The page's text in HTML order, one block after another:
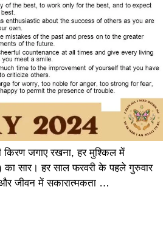
जगाए रखना, हर मुश्किल में
सार। हर साल फरवरी के पहले गुरुवार
और जीवन में सकारात्मकता …